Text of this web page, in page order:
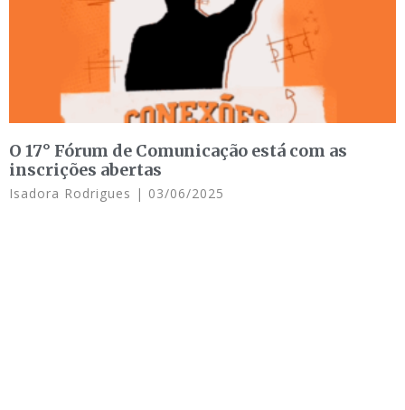
O 17° Fórum de Comunicação está com as
inscrições abertas
Isadora Rodrigues 03/06/2025